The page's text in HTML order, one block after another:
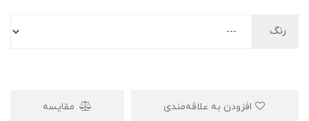
رنگ
مقایسه